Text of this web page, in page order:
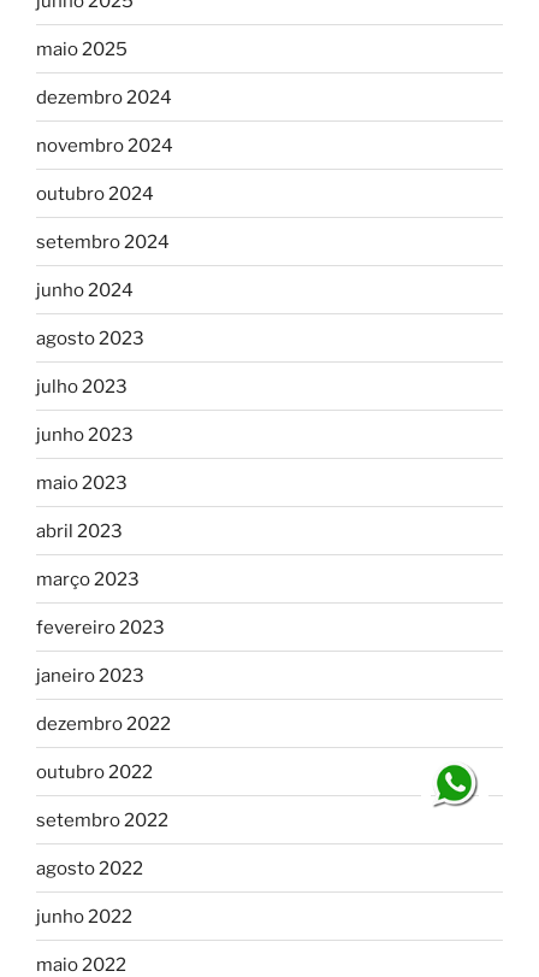
maio 2025
dezembro 2024
novembro 2024
outubro 2024
setembro 2024
junho 2024
agosto 2023
julho 2023
junho 2023
maio 2023
abril 2023
março 2023
fevereiro 2023
janeiro 2023
dezembro 2022
outubro 2022
setembro 2022
agosto 2022
junho 2022
maio 2022